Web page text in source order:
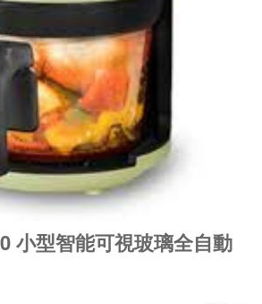
小型智能可視玻璃全自動